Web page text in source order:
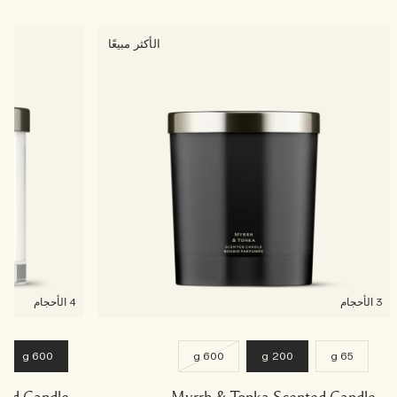
الأكثر مبيعًا
65 g
200 g
600 g
600 g